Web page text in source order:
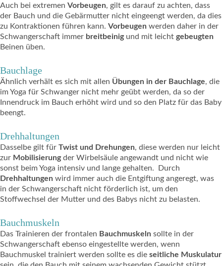
Auch bei extremen Vorbeugen, gilt es darauf zu achten, dass
der Bauch und die Gebärmutter nicht eingeengt werden, da dies
zu Kontraktionen führen kann. Vorbeugen werden daher in der
Schwangerschaft immer breitbeinigund mit leicht gebeugten
Beinen üben.
Bauchlage
Ähnlich verhält es sich mit allen Übungen in der Bauchlage, die
im Yoga für Schwanger nicht mehr geübt werden, da so der
Innendruck im Bauch erhöht wird und so den Platz für das Baby
beengt.
Drehhaltungen
Dasselbe gilt für Twist und Drehungen, diese werden nur leicht
zur Mobilisierungder Wirbelsäule angewandt und nicht wie
sonst beim Yoga intensiv und lange gehalten. Durch
Drehhaltungen wird immer auch die Entgiftung angeregt, was
in der Schwangerschaft nicht förderlich ist, um den
Stoffwechsel der Mutter und des Babys nicht zu belasten.
Bauchmuskeln
Das Trainieren der frontalen Bauchmuskeln sollte in der
Schwangerschaft ebenso eingestellte werden, wenn
Bauchmuskel trainiert werden sollte es die seitliche Muskulatur